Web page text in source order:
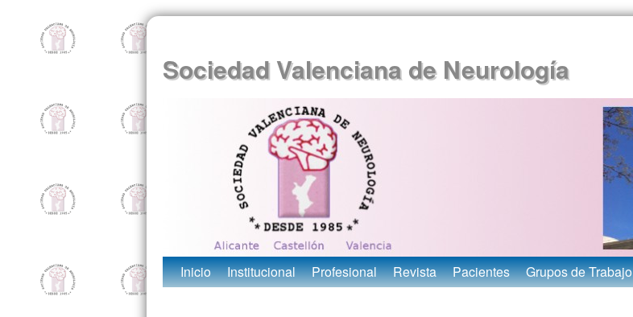
Sociedad Valenciana de Neurología
Inicio Institucional Profesional Revista Pacientes Grupos de Trabajo